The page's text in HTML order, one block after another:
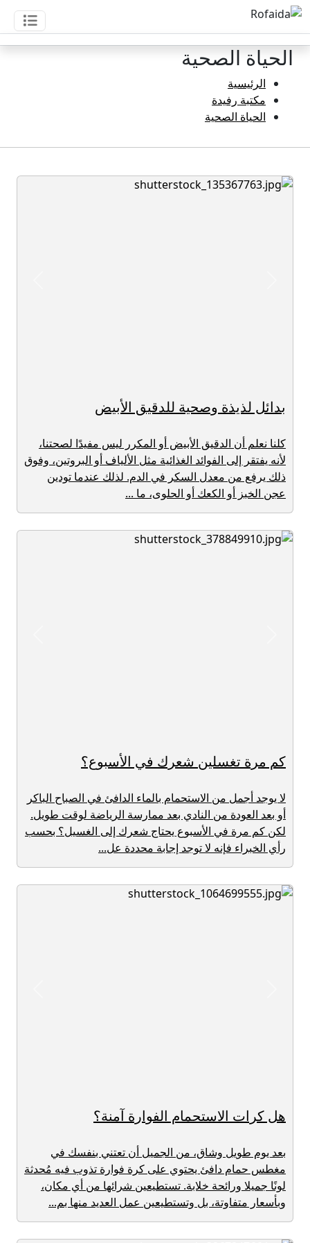
الحياة الصحية
الرئيسية
مكتبة رفيدة
الحياة الصحية
بدائل لذيذة وصحية للدقيق الأبيض
كلنا نعلم أن الدقيق الأبيض أو المكرر ليس مفيدًا لصحتنا،
لأنه يفتقر إلى الفوائد الغذائية مثل الألياف أو البروتين، وفوق
ذلك يرفع من معدل السكر في الدم. لذلك عندما تودين
عجن الخبز أو الكعك أو الحلوى، ما ...
كم مرة تغسلين شعرك في الأسبوع؟
لا يوجد أجمل من الاستحمام بالماء الدافئ في الصباح الباكر
أو بعد العودة من النادي بعد ممارسة الرياضة لوقت طويل.
لكن كم مرة في الأسبوع يحتاج شعرك إلى الغسيل؟ بحسب
رأي الخبراء فإنه لا توجد إجابة محددة عل...
هل كرات الاستحمام الفوارة آمنة؟
بعد يوم طويل وشاق، من الجميل أن تعتني بنفسك في
مغطس حمام دافئ يحتوي على كرة فوارة تذوب فيه مُحدثة
لونًا جميلا ورائحة خلابة. تستطيعين شرائها من أي مكان،
وبأسعار متفاوتة، بل وتستطيعين عمل العديد منها بم...